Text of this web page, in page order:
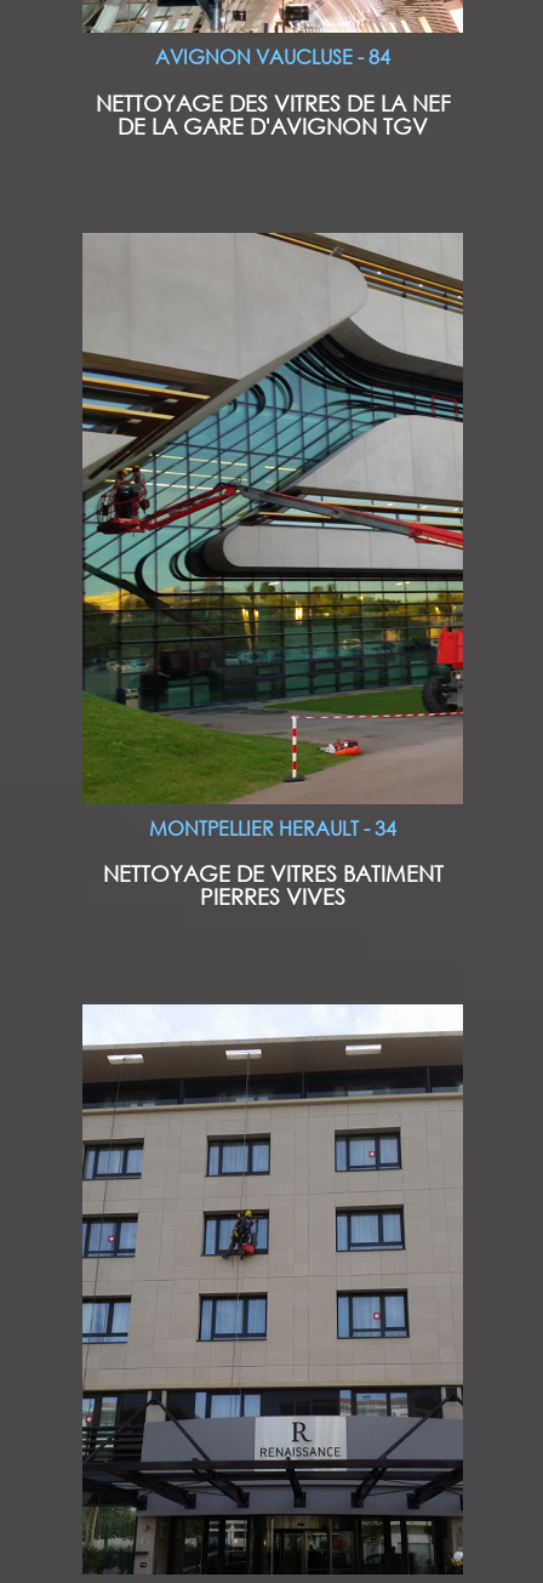
AVIGNON VAUCLUSE - 84
NETTOYAGE DES VITRES DE LA NEF
DE LA GARE D'AVIGNON TGV
MONTPELLIER HERAULT - 34
NETTOYAGE DE VITRES BATIMENT
PIERRES VIVES